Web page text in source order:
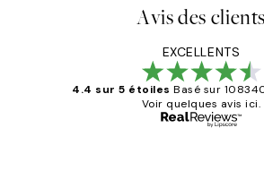
Avis des clients
EXCELLENTS
4.4 sur 5 étoiles Basé sur
Voir quelques avis ici.